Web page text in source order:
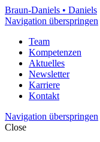
Braun-Daniels • Daniels
Navigation überspringen
Team
Kompetenzen
Aktuelles
Newsletter
Karriere
Kontakt
Navigation überspringen
Close